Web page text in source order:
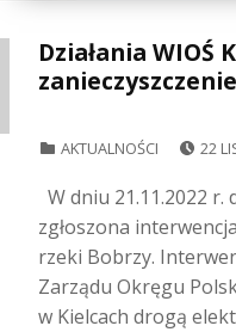
Działania WIOŚ
AKTUALNOŚCI 22
W dniu 21.11.2022 r.
zgłoszona
rzeki Bobrzy.
Zarządu Okręgu
w Kielcach drogą